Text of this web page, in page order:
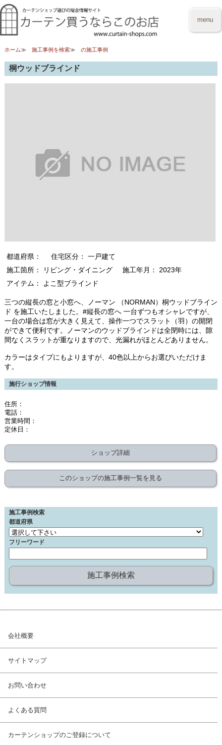
menu
ホーム 施工事例を検索 の施工事例
桐ウッドブラインド
都道府県：
住宅区分： 一戸建て
施工箇所： リビング・ダイニング
施工年月： 2023年
アイテム： よこ型ブラインド
三つの縦長の窓と小窓へ、ノーマン （NORMAN）桐ウッドブライン
ド を施工いたしました。#縦長の窓へ 一台ずつもオシャレですが、
一台の場合は窓が大きく見えて、操作一つでスラット（羽）の開閉
ができて便利です。ノーマンのウッドブラインドは全閉時には、隙
間なくスラットが重なりますので、光漏れがほとんどありません。
カラーはタイプにもよりますが、40色以上からお選びいただけま
す。
施行ショップ情報
住所：
電話：
営業時間：
定休日：
ショップ詳細
このショップの施工事例一覧を見る
施工事例検索
都道府県
フリーワード
会社概要
サイトマップ
お問い合わせ
よくある質問
カーテンショップのご登録について